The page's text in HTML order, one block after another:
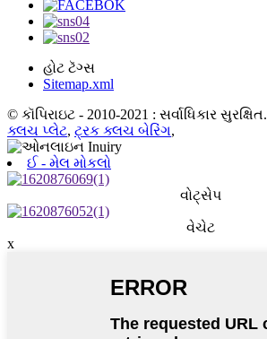
હોટ ટૅગ્સ
Sitemap.xml
© કૉપિરાઇટ - 2010-2021 : સર્વાધિકાર સુરક્ષિત.
ક્લચ પ્લેટ, ટ્રક ક્લચ બેરિંગ,
ઈ - મેલ મોકલો
વોટ્સેપ
વેચેટ
x